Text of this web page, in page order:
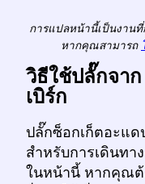
การแปลหน้านี้เป็นงาน
หากคุณสามารถ
วิธีใช้ปลั๊กจาก
เบิร์ก
ปลั๊กซ็อกเก็ตอะแด
สำหรับการเดินทา
ในหน้านี้ หากคุณต้